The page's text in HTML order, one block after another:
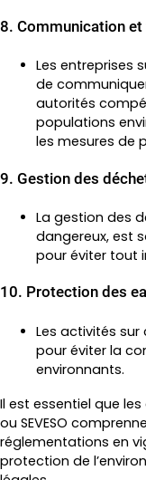
8. Communication
Les entreprises
de
autorités
populations
les mesures de
9. Gestion des
La gestion des
dangereux, est
pour éviter tout
10. Protection des
Les activités
pour éviter la
environnants.
Il est essentiel que
ou SEVESO
réglementations en
protection de